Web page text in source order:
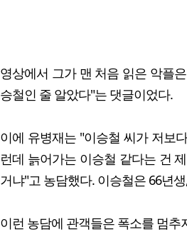
영상에서 그가 맨 처음 읽은 악플
승철인 줄 알았다"는 댓글이었다.
이에 유병재는 "이승철 씨가 저보
런데 늙어가는 이승철 같다는 건
거냐"고 농담했다. 이승철은 66년
이런 농담에 관객들은 폭소를 멈추